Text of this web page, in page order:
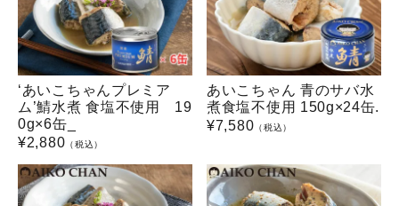
‘あいこちゃんプレミア
ム’鯖水煮 食塩不使用 19
0g×6缶_
¥2,880 （税込）
あいこちゃん 青のサバ水
煮食塩不使用 150g×24缶.
¥7,580 （税込）